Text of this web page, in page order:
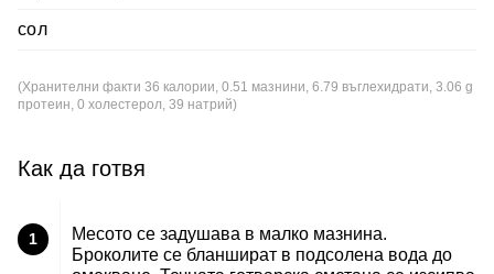
сол
(Хранителни факти 36 калории, 0.51 мазнини, 6.79 въглехидрати, 3.06 g
протеин, 0 холестерол, 39 натрий)
Как да готвя
1
Месото се задушава в малко мазнина.
Броколите се бланшират в подсолена вода до